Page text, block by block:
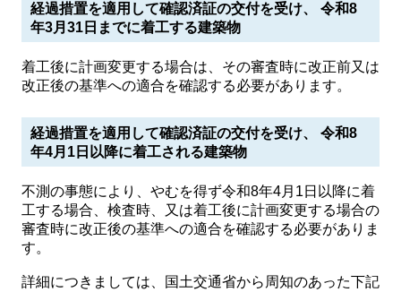
経過措置を適用して確認済証の交付を受け、 令和8
年3月31日までに着工する建築物
着工後に計画変更する場合は、その審査時に改正前又は
改正後の基準への適合を確認する必要があります。
経過措置を適用して確認済証の交付を受け、 令和8
年4月1日以降に着工される建築物
不測の事態により、やむを得ず令和8年4月1日以降に着
工する場合、検査時、又は着工後に計画変更する場合の
審査時に改正後の基準への適合を確認する必要がありま
す。
詳細につきましては、国土交通省から周知のあった下記